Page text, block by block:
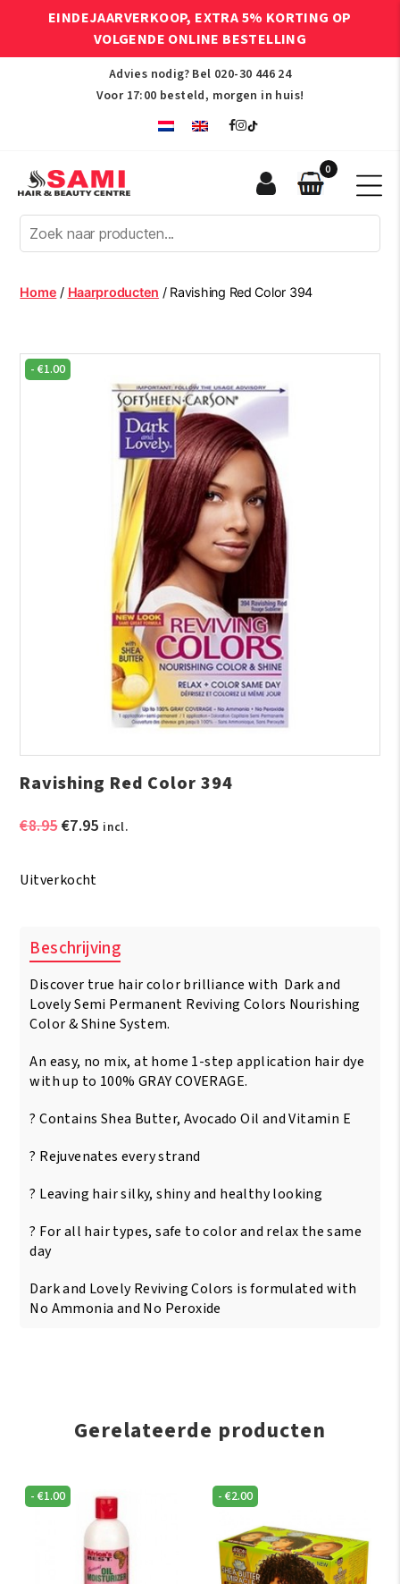
EINDEJAARVERKOOP, EXTRA 5% KORTING OP
VOLGENDE ONLINE BESTELLING
Advies nodig? Bel 020-30 446 24
Voor 17:00 besteld, morgen in huis!
Afro
Hair
Beauty
Centre
0
Home / Haarproducten / Ravishing Red Color 394
-€1.00
Ravishing Red Color 394
€8.95Oorspronkelijke
€8.95.
€7.95Huidige
incl.
Uitverkocht
Beschrijving
Discover true hair color brilliance with Dark and
Lovely Semi Permanent Reviving Colors Nourishing
Color & Shine System.
An easy, no mix, at home 1-step application hair dye
with up to 100% GRAY COVERAGE.
? Contains Shea Butter, Avocado Oil and Vitamin E
? Rejuvenates every strand
? Leaving hair silky, shiny and healthy looking
? For all hair types, safe to color and relax the same
day
Dark and Lovely Reviving Colors is formulated with
No Ammonia and No Peroxide
Gerelateerde producten
-€1.00 -€2.00